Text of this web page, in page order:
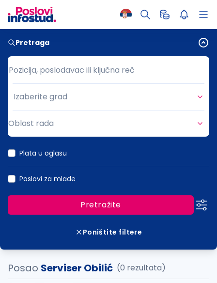
Pretraga
Pozicija, poslodavac ili ključna reč
Pozicija, poslodavac ili ključna reč
Grad
Izaberite grad
Oblast rada
Plata u oglasu
Poslovi za mlade
Pretražite
Poništite filtere
Posao Serviser Obilić (0 rezultata)